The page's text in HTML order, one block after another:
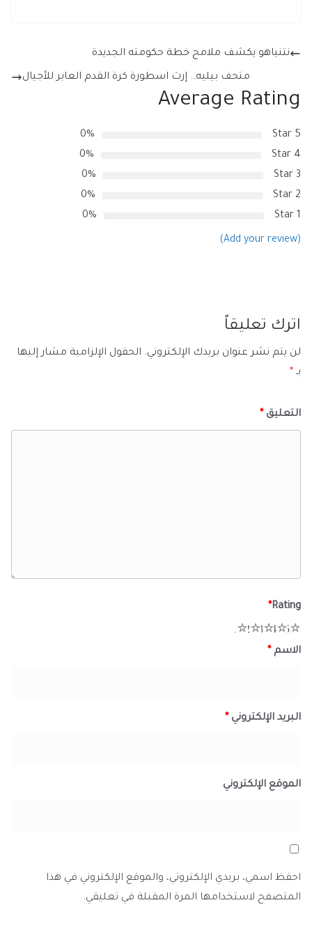
نتنياهو يكشف ملامح خطة حكومته الجديدة
متحف بيليه.. إرث اسطورة كرة القدم العابر للأجيال
Average Rating
5 Star
0%
4 Star
0%
3 Star
0%
2 Star
0%
1 Star
0%
(Add your review)
اترك تعليقاً
لن يتم نشر عنوان بريدك الإلكتروني. الحقول الإلزامية مشار إليها
بـ *
التعليق *
Rating
*
5
4
3
2
الاسم *
البريد الإلكتروني *
الموقع الإلكتروني
احفظ اسمي، بريدي الإلكتروني، والموقع الإلكتروني في هذا
المتصفح لاستخدامها المرة المقبلة في تعليقي.